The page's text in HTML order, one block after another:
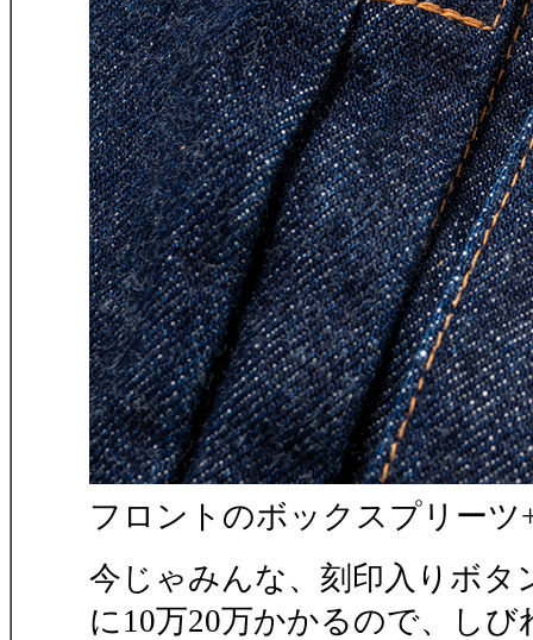
フロントのボックスプリーツ
今じゃみんな、刻印入りボ
に10万20万かかるので、し